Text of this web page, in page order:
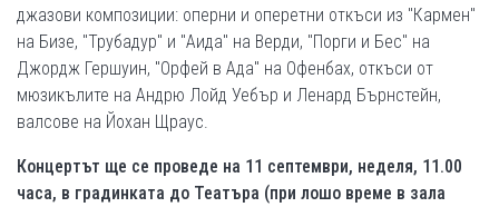
джазови композиции: оперни и оперетни откъси из "Кармен"
на Бизе, "Трубадур" и "Аида" на Верди, "Порги и Бес" на
Джордж Гершуин, "Орфей в Ада" на Офенбах, откъси от
мюзикълите на Андрю Лойд Уебър и Ленард Бърнстейн,
валсове на Йохан Щраус.
Концертът ще се проведе на 11 септември, неделя, 11.00
часа, в градинката до Театъра (при лошо време в зала